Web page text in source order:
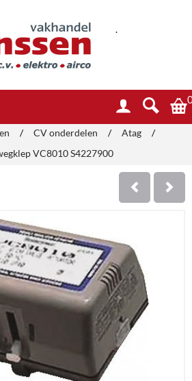
.
/ CV onderdelen / Atag
/
VC8010 S4227900